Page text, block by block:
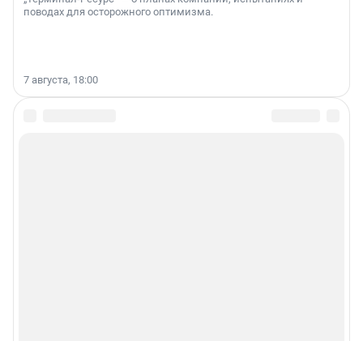
поводах для осторожного оптимизма.
7 августа, 18:00